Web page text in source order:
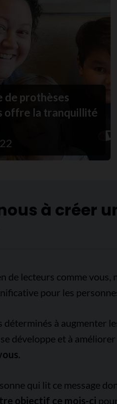
de prothèses
offre la tranquillité
à créer
de lecteurs comme
pour les
déterminés à augmenter
développe et à améliorer
qui lit ce message
objectif ce mois-ci